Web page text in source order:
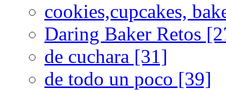
cookies,cupcakes,
Daring Baker Retos
de cuchara [31]
de todo un poco [39]